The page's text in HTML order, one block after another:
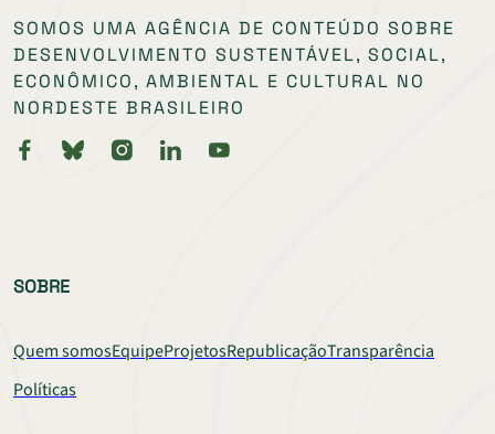
SOMOS UMA AGÊNCIA DE CONTEÚDO SOBRE
DESENVOLVIMENTO SUSTENTÁVEL, SOCIAL,
ECONÔMICO, AMBIENTAL E CULTURAL NO
NORDESTE BRASILEIRO
SOBRE
Quem somosEquipeProjetosRepublicaçãoTransparência
Políticas